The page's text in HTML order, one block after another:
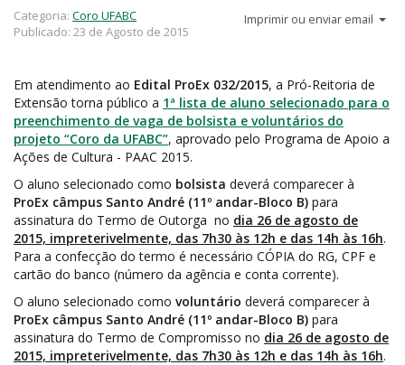
Imprimir ou enviar email
Categoria: Coro UFABC
Publicado: 23 de Agosto de 2015
Em atendimento ao Edital ProEx 032/2015, a Pró-Reitoria de
Extensão torna público a 1ª lista de aluno selecionado para o
preenchimento de vaga de bolsista e voluntários do
projeto “Coro da UFABC”, aprovado pelo Programa de Apoio a
Ações de Cultura - PAAC 2015.
O aluno selecionado como bolsista deverá comparecer à
ProEx câmpus Santo André (11º andar-Bloco B) para
assinatura do Termo de Outorga no dia 26 de agosto de
2015, impreterivelmente, das 7h30 às 12h e das 14h às 16h.
Para a confecção do termo é necessário CÓPIA do RG, CPF e
cartão do banco (número da agência e conta corrente).
O aluno selecionado como voluntário deverá comparecer à
ProEx câmpus Santo André (11º andar-Bloco B) para
assinatura do Termo de Compromisso no dia 26 de agosto de
2015, impreterivelmente, das 7h30 às 12h e das 14h às 16h.